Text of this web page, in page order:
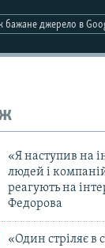
бажане джерело в
«Я наступив на
людей і
реагують на
Федорова
«Один стріляє в